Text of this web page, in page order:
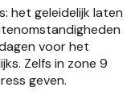
het geleidelijk laten
voor het
Zelfs in zone 9
geven.